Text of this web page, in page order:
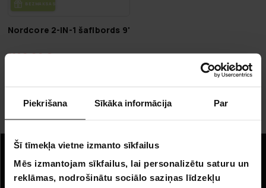
Piekrišana Sīkāka informācija Par
Šī tīmekļa vietne izmanto sīkfailus
Mēs izmantojam sīkfailus, lai personalizētu saturu un
reklāmas, nodrošinātu sociālo saziņas līdzekļu
BEZ­MAK­SAS PIE­GĀ­DE
Nordcore 2-IN-1 šaflbords 9'
1190,00 €
Informācija
Uzņēmuma informācija